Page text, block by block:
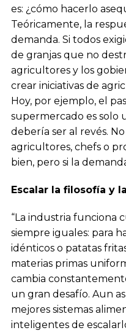
es: ¿cómo hacerlo
Teóricamente, la
demanda. Si todos
de granjas que no
agricultores y los
crear iniciativas de
Hoy, por ejemplo, el
supermercado es solo
debería ser al revés.
agricultores, chefs o
bien, pero si la
Escalar la filosofía y
“La industria funciona
siempre iguales: para
idénticos o patatas
materias primas
cambia
un gran desafío. Aun
mejores sistemas
inteligentes de